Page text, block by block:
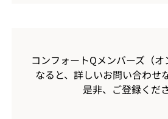
コンフォートQメンバーズ（
なると、 詳しいお問い合わせ
是非、ご登録くだ